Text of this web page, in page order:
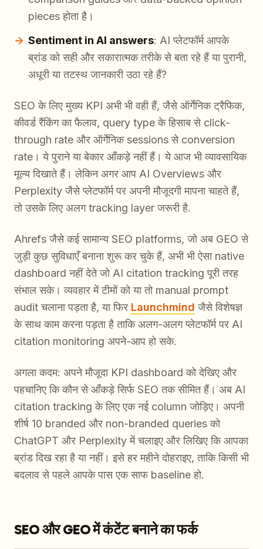
pieces होता है।
Sentiment in AI answers: AI प्लेटफॉर्म आपके
ब्रांड को सही और सकारात्मक तरीके से बता रहे हैं या पुरानी,
अधूरी या तटस्थ जानकारी उठा रहे हैं?
SEO के लिए मुख्य KPI अभी भी वही हैं, जैसे ऑर्गेनिक ट्रैफिक,
कीवर्ड रैंकिंग का फैलाव, query type के हिसाब से click-
through rate और ऑर्गेनिक sessions से conversion
rate। ये पुराने या बेकार आँकड़े नहीं हैं। ये आज भी व्यावसायिक
मूल्य दिखाते हैं। लेकिन अगर आप AI Overviews और
Perplexity जैसे प्लेटफॉर्म पर अपनी मौजूदगी मापना चाहते हैं,
तो उसके लिए अलग tracking layer जरूरी है.
Ahrefs जैसे कई सामान्य SEO platforms, जो अब GEO से
जुड़ी कुछ सुविधाएँ बनाना शुरू कर चुके हैं, अभी भी ऐसा native
dashboard नहीं देते जो AI citation tracking पूरी तरह
संभाल सके। व्यवहार में टीमों को या तो manual prompt
audit चलाना पड़ता है, या फिर Launchmind जैसे विशेषज्ञ
के साथ काम करना पड़ता है ताकि अलग-अलग प्लेटफॉर्म पर AI
citation monitoring अपने-आप हो सके.
अगला कदम: अपने मौजूदा KPI dashboard को देखिए और
पहचानिए कि कौन से आँकड़े सिर्फ SEO तक सीमित हैं। अब AI
citation tracking के लिए एक नई column जोड़िए। अपनी
शीर्ष 10 branded और non-branded queries को
ChatGPT और Perplexity में चलाइए और लिखिए कि आपका
ब्रांड दिख रहा है या नहीं। इसे हर महीने दोहराइए, ताकि किसी भी
बदलाव से पहले आपके पास एक साफ baseline हो.
SEO और GEO में कंटेंट बनाने का फर्क